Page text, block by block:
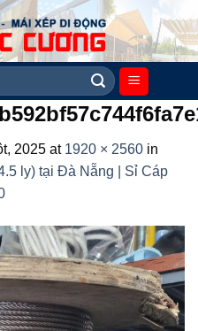
2025 at 1920 × 2560 in
ly) tại Đà Nẵng | Sỉ Cáp